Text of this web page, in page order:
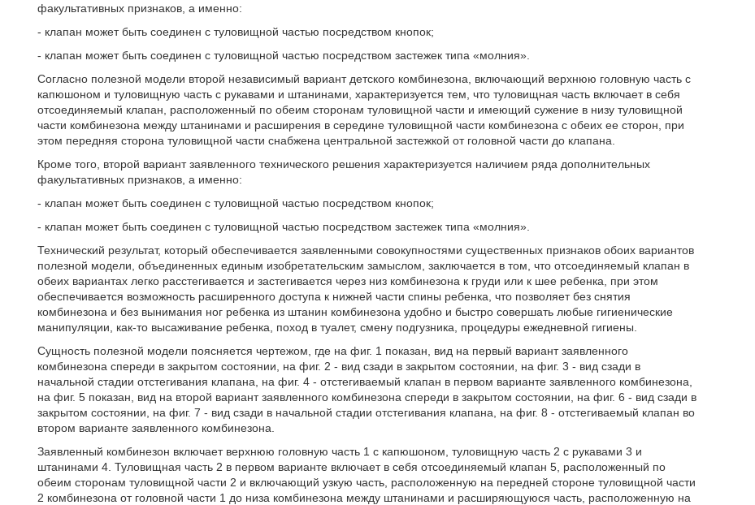
факультативных признаков, а именно:
- клапан может быть соединен с туловищной частью посредством кнопок;
- клапан может быть соединен с туловищной частью посредством застежек типа «молния».
Согласно полезной модели второй независимый вариант детского комбинезона, включающий верхнюю головную часть с
капюшоном и туловищную часть с рукавами и штанинами, характеризуется тем, что туловищная часть включает в себя
отсоединяемый клапан, расположенный по обеим сторонам туловищной части и имеющий сужение в низу туловищной
части комбинезона между штанинами и расширения в середине туловищной части комбинезона с обеих ее сторон, при
этом передняя сторона туловищной части снабжена центральной застежкой от головной части до клапана.
Кроме того, второй вариант заявленного технического решения характеризуется наличием ряда дополнительных
факультативных признаков, а именно:
- клапан может быть соединен с туловищной частью посредством кнопок;
- клапан может быть соединен с туловищной частью посредством застежек типа «молния».
Технический результат, который обеспечивается заявленными совокупностями существенных признаков обоих вариантов
полезной модели, объединенных единым изобретательским замыслом, заключается в том, что отсоединяемый клапан в
обеих вариантах легко расстегивается и застегивается через низ комбинезона к груди или к шее ребенка, при этом
обеспечивается возможность расширенного доступа к нижней части спины ребенка, что позволяет без снятия
комбинезона и без вынимания ног ребенка из штанин комбинезона удобно и быстро совершать любые гигиенические
манипуляции, как-то высаживание ребенка, поход в туалет, смену подгузника, процедуры ежедневной гигиены.
Сущность полезной модели поясняется чертежом, где на фиг. 1 показан, вид на первый вариант заявленного
комбинезона спереди в закрытом состоянии, на фиг. 2 - вид сзади в закрытом состоянии, на фиг. 3 - вид сзади в
начальной стадии отстегивания клапана, на фиг. 4 - отстегиваемый клапан в первом варианте заявленного комбинезона,
на фиг. 5 показан, вид на второй вариант заявленного комбинезона спереди в закрытом состоянии, на фиг. 6 - вид сзади в
закрытом состоянии, на фиг. 7 - вид сзади в начальной стадии отстегивания клапана, на фиг. 8 - отстегиваемый клапан во
втором варианте заявленного комбинезона.
Заявленный комбинезон включает верхнюю головную часть 1 с капюшоном, туловищную часть 2 с рукавами 3 и
штанинами 4. Туловищная часть 2 в первом варианте включает в себя отсоединяемый клапан 5, расположенный по
обеим сторонам туловищной части 2 и включающий узкую часть, расположенную на передней стороне туловищной части
2 комбинезона от головной части 1 до низа комбинезона между штанинами и расширяющуюся часть, расположенную на